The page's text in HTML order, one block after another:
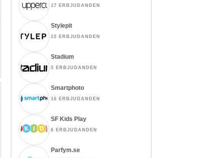
17 ERBJUDANDEN
Stylepit
22 ERBJUDANDEN
Stadium
5 ERBJUDANDEN
Smartphoto
16 ERBJUDANDEN
SF Kids Play
6 ERBJUDANDEN
Parfym.se